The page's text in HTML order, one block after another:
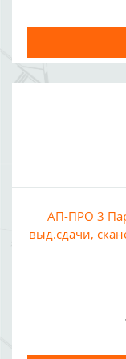
АП-ПРО 3
выд.сдачи,